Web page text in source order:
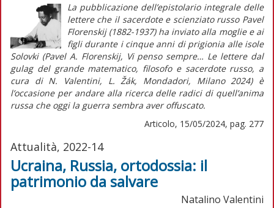
La pubblicazione dell’epistolario integrale delle
lettere che il sacerdote e scienziato russo Pavel
Florenskij (1882-1937) ha inviato alla moglie e ai
figli durante i cinque anni di prigionia alle isole
Solovki (Pavel A. Florenskij, Vi penso sempre… Le lettere dal
gulag del grande matematico, filosofo e sacerdote russo, a
cura di N. Valentini, L. Žák, Mondadori, Milano 2024) è
l’occasione per andare alla ricerca delle radici di quell’anima
russa che oggi la guerra sembra aver offuscato.
Articolo, 15/05/2024, pag. 277
Attualità, 2022-14
Ucraina, Russia, ortodossia: il
patrimonio da salvare
Natalino Valentini